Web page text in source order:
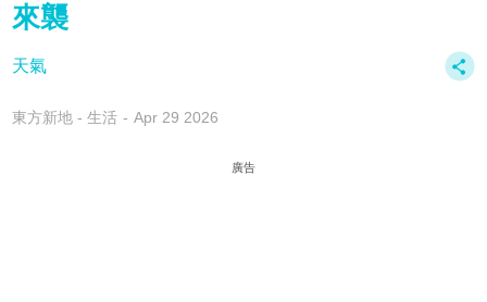
來襲
天氣
東方新地 - 生活 Apr 29 2026
廣告